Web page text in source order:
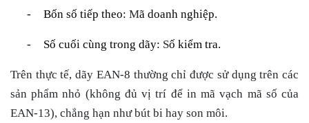
- Bốn số tiếp theo: Mã doanh nghiệp.
- Số cuối cùng trong dãy: Số kiểm tra.
Trên thực tế, dãy EAN-8 thường chỉ được sử dụng trên các
sản phẩm nhỏ (không đủ vị trí để in mã vạch mã số của
EAN-13), chẳng hạn như bút bi hay son môi.